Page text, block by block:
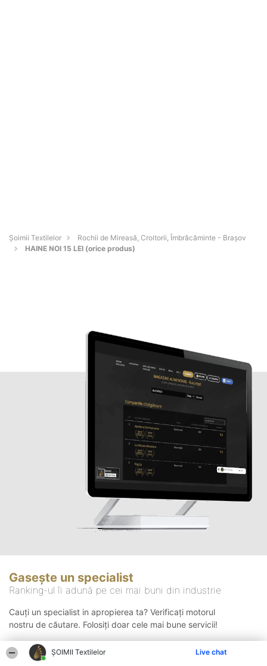
ȘOIMII Textilelor Live chat
Șoimii Textilelor
Rochii de Mireasă, Croitorii, Îmbrăcăminte - Braşov
HAINE NOI 15 LEI (orice produs)
Gasește un specialist
Ranking-ul îi adună pe cei mai buni din industrie
Cauți un specialist in apropierea ta? Verificați motorul
nostru de căutare. Folosiți doar cele mai bune servicii!